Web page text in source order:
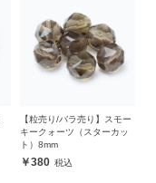
【粒売り/バラ売り】スモー
キークォーツ（スターカッ
ト）8mm
380